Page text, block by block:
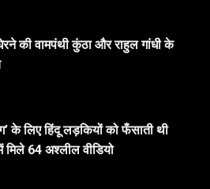
की वामपंथी कुंठा और राहुल गांधी के
के लिए हिंदू लड़कियों को फँसाती थी
मिले 64 अश्लील वीडियो